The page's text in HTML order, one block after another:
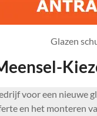
Glazen
voor een nieuwe
en het monteren